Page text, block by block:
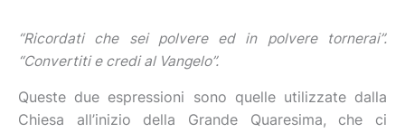
“Ricordati che sei polvere ed in polvere tornerai”.
“Convertiti e credi al Vangelo”.
Queste due espressioni sono quelle utilizzate dalla
Chiesa all’inizio della Grande Quaresima, che ci